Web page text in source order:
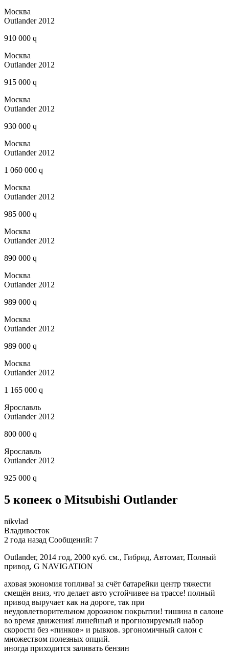
Москва
Outlander 2012
910 000 q
Москва
Outlander 2012
915 000 q
Москва
Outlander 2012
930 000 q
Москва
Outlander 2012
1 060 000 q
Москва
Outlander 2012
985 000 q
Москва
Outlander 2012
890 000 q
Москва
Outlander 2012
989 000 q
Москва
Outlander 2012
989 000 q
Москва
Outlander 2012
1 165 000 q
Ярославль
Outlander 2012
800 000 q
Ярославль
Outlander 2012
925 000 q
5 копеек о Mitsubishi Outlander
nikvlad
Владивосток
2 года назад Сообщений: 7
Outlander, 2014 год, 2000 куб. см., Гибрид, Автомат, Полный
привод, G NAVIGATION
аховая экономия топлива! за счёт батарейки центр тяжести
смещён вниз, что делает авто устойчивее на трассе! полный
привод выручает как на дороге, так при
неудовлетворительном дорожном покрытии! тишина в салоне
во время движения! линейный и прогнозируемый набор
скорости без «пинков» и рывков. эргономичный салон с
множеством полезных опций.
иногда приходится заливать бензин